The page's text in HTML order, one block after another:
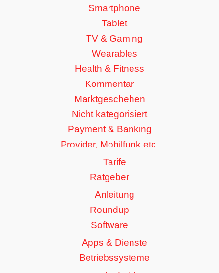
Smartphone
Tablet
TV & Gaming
Wearables
Health & Fitness
Kommentar
Marktgeschehen
Nicht kategorisiert
Payment & Banking
Provider, Mobilfunk etc.
Tarife
Ratgeber
Anleitung
Roundup
Software
Apps & Dienste
Betriebssysteme